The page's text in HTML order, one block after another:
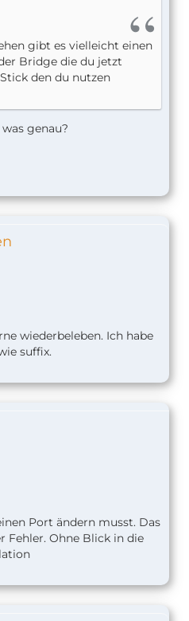
gibt es vielleicht einen
Bridge die du jetzt
den du nutzen
genau?
wiederbeleben. Ich habe
suffix.
Port ändern musst. Das
Fehler. Ohne Blick in die